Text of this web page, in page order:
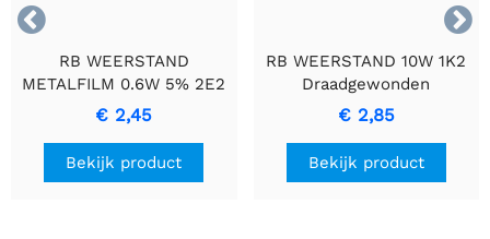


RB WEERSTAND
METALFILM 0.6W 5% 2E2
- Duurzame
Precisieweerstand
€ 2,45
Bekijk product
RB WEERSTAND 10W 1K2
Draadgewonden
Cementweerstand met
Keramische Behuizing
€ 2,85
Bekijk product